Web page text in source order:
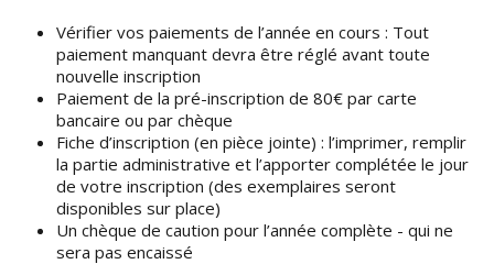
Vérifier vos paiements de l’année en cours : Tout
paiement manquant devra être réglé avant toute
nouvelle inscription
Paiement de la pré-inscription de 80€ par carte
bancaire ou par chèque
Fiche d’inscription (en pièce jointe) : l’imprimer, remplir
la partie administrative et l’apporter complétée le jour
de votre inscription (des exemplaires seront
disponibles sur place)
Un chèque de caution pour l’année complète - qui ne
sera pas encaissé